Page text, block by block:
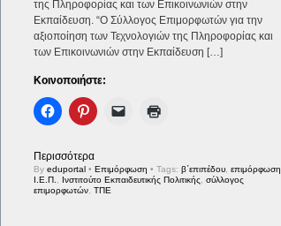
της Πληροφορίας και των Επικοινωνιών στην
Εκπαίδευση. “Ο Σύλλογος Επιμορφωτών για την
αξιοποίηση των Τεχνολογιών της Πληροφορίας και
των Επικοινωνιών στην Εκπαίδευση […]
Κοινοποιήστε:
Περισσότερα
By eduportal • Επιμόρφωση • Tags: β΄επιπέδου επιμόρφωση
Ι.Ε.Π.
Ινστιτούτο Εκπαιδευτικής Πολιτικής σύλλογος
επιμορφωτών ΤΠΕ